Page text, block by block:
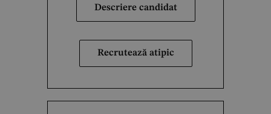
Descriere candidat
Recrutează atipic